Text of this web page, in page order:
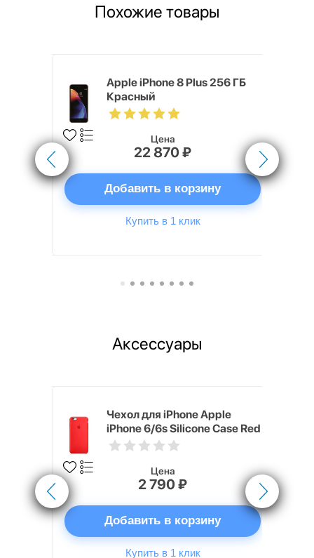
Похожие товары
Apple iPhone 8 Plus 256 ГБ
Красный
Цена
22 870 ₽
Добавить в корзину
Купить в 1 клик
Аксессуары
Чехол для iPhone Apple
iPhone 6/6s Silicone Case Red
Цена
2 790 ₽
Добавить в корзину
Купить в 1 клик